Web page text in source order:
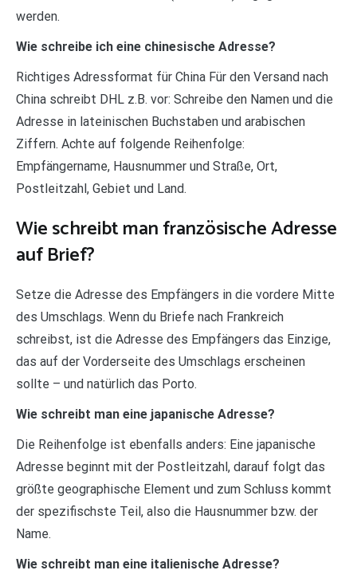
werden.
Wie schreibe ich eine chinesische Adresse?
Richtiges Adressformat für China Für den Versand nach
China schreibt DHL z.B. vor: Schreibe den Namen und die
Adresse in lateinischen Buchstaben und arabischen
Ziffern. Achte auf folgende Reihenfolge:
Empfängername, Hausnummer und Straße, Ort,
Postleitzahl, Gebiet und Land.
Wie schreibt man französische Adresse
auf Brief?
Setze die Adresse des Empfängers in die vordere Mitte
des Umschlags. Wenn du Briefe nach Frankreich
schreibst, ist die Adresse des Empfängers das Einzige,
das auf der Vorderseite des Umschlags erscheinen
sollte – und natürlich das Porto.
Wie schreibt man eine japanische Adresse?
Die Reihenfolge ist ebenfalls anders: Eine japanische
Adresse beginnt mit der Postleitzahl, darauf folgt das
größte geographische Element und zum Schluss kommt
der spezifischste Teil, also die Hausnummer bzw. der
Name.
Wie schreibt man eine italienische Adresse?